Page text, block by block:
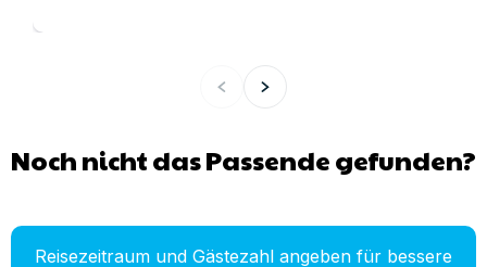
Noch nicht das Passende gefunden?
Reisezeitraum und Gästezahl angeben für bessere